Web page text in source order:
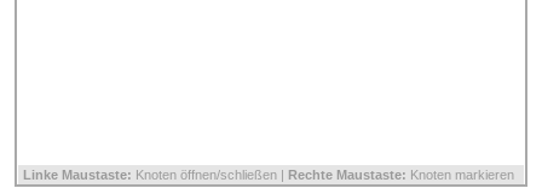
Linke Maustaste: Knoten öffnen/schließen | Rechte Maustaste: Knoten markieren